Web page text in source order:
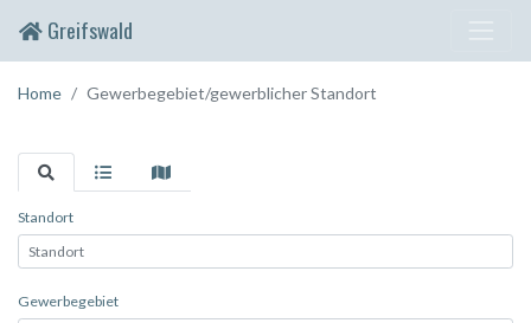
Greifswald
Home Gewerbegebiet/gewerblicher Standort
Standort
Gewerbegebiet